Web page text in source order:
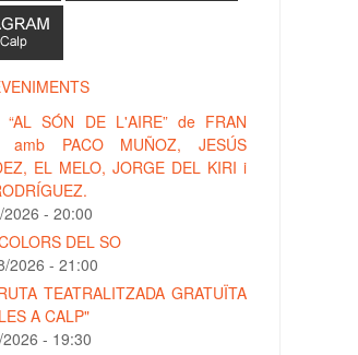
“AL SÓN DE L'AIRE” de FRAN
amb PACO MUÑOZ, JESÚS
EL MELO, JORGE DEL KIRI i
- 20:00
DEL SO
2026 - 21:00
TEATRALITZADA GRATUÏTA
A CALP"
- 19:30